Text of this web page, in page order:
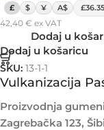
£ $ ¥ A$ £36.35
42,40 € ex VAT
Dodaj u
Dodaj u košaricu
SKU: 13-1-1
Vulkanizacija
Proizvodnja
Zagrebačka 123,